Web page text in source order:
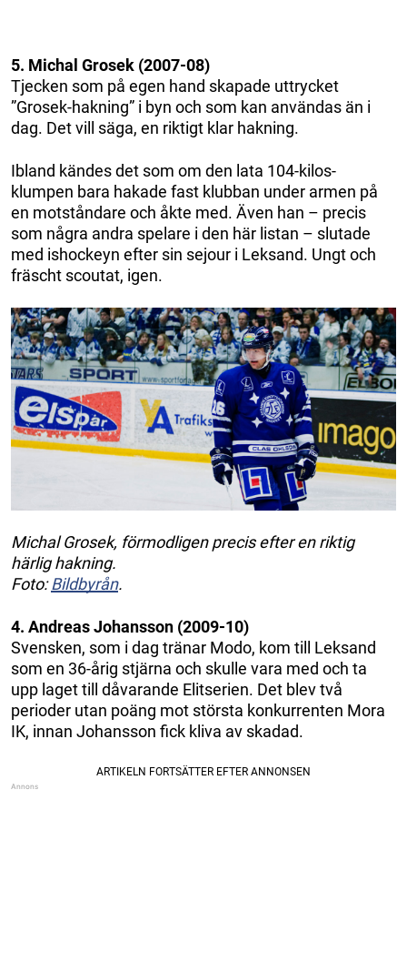
5. Michal Grosek (2007-08)
Tjecken som på egen hand skapade uttrycket
”Grosek-hakning” i byn och som kan användas än i
dag. Det vill säga, en riktigt klar hakning.
Ibland kändes det som om den lata 104-kilos-
klumpen bara hakade fast klubban under armen på
en motståndare och åkte med. Även han – precis
som några andra spelare i den här listan – slutade
med ishockeyn efter sin sejour i Leksand. Ungt och
fräscht scoutat, igen.
Michal Grosek, förmodligen precis efter en riktig
härlig hakning.
Foto:Bildbyrån.
4. Andreas Johansson (2009-10)
Svensken, som i dag tränar Modo, kom till Leksand
som en 36-årig stjärna och skulle vara med och ta
upp laget till dåvarande Elitserien. Det blev två
perioder utan poäng mot största konkurrenten Mora
IK, innan Johansson fick kliva av skadad.